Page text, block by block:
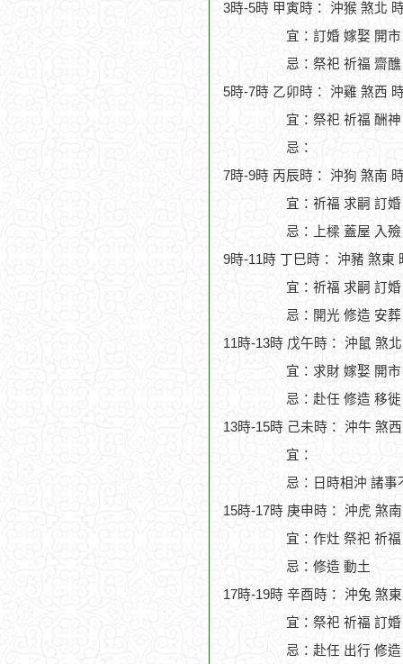
3時-5時 甲寅時： 沖猴 煞北
宜：訂婚 嫁娶 開
忌：祭祀 祈福 齋
5時-7時 乙卯時： 沖雞 煞西
宜：祭祀 祈福 酬
忌：
7時-9時 丙辰時： 沖狗 煞南
宜：祈福 求嗣 訂
忌：上樑 蓋屋 入
9時-11時 丁巳時： 沖豬 煞東
宜：祈福 求嗣 訂
忌：開光 修造 安葬
11時-13時 戊午時： 沖鼠 煞
宜：求財 嫁娶 開
忌：赴任 修造 移
13時-15時 己未時： 沖牛 煞
宜：
忌：日時相沖 諸事
15時-17時 庚申時： 沖虎 煞
宜：作灶 祭祀 祈
忌：修造 動土
17時-19時 辛酉時： 沖兔 煞
宜：祭祀 祈福 訂
忌：赴任 出行 修造